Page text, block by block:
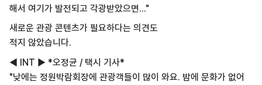
해서 여기가 발전되고 각광받았으면..."
새로운 관광 콘텐츠가 필요하다는 의견도
적지 않았습니다.
◀ INT ▶ *오정균 / 택시 기사*
"낮에는 정원박람회장에 관광객들이 많이 와요. 밤에 문화가 없어